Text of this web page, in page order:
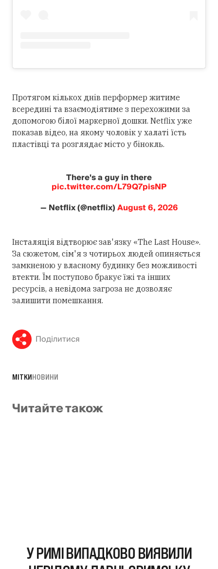
Протягом кількох днів перформер житиме
всередині та взаємодіятиме з перехожими за
допомогою білої маркерної дошки. Netflix уже
показав відео, на якому чоловік у халаті їсть
пластівці та розглядає місто у бінокль.
There's a guy in there
pic.twitter.com/L79Q7pisNP
— Netflix (@netflix)August 6, 2026
Інсталяція відтворює зав'язку «The Last House».
За сюжетом, сім'я з чотирьох людей опиняється
замкненою у власному будинку без можливості
втекти. Їм поступово бракує їжі та інших
ресурсів, а невідома загроза не дозволяє
залишити помешкання.
Поділитися
МІТКИНОВИНИ
Читайте також
У РИМІ ВИПАДКОВО ВИЯВИЛИ